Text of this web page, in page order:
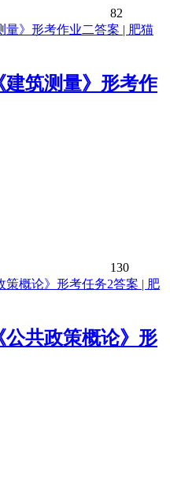
82
建筑测量》形考作
130
公共政策概论》形